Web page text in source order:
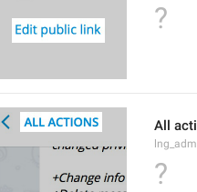
?
All
?